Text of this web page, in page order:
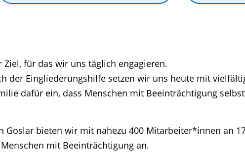
für das wir uns täglich engagieren.
der Eingliederungshilfe setzen wir uns heute mit
dafür ein, dass Menschen mit Beeinträchtigung
Goslar bieten wir mit nahezu 400 Mitarbeiter*innen an
mit Beeinträchtigung an.